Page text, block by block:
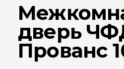
дверь
Прованс